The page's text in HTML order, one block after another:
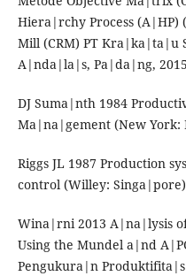
Hiera|rchy Process (A|HP)
Mill (CRM) PT Kra|ka|ta|u
A|nda|la|s, Pa|da|ng,
DJ Suma|nth 1984
Ma|na|gement (New York:
Riggs JL 1987 Production
control (Willey:
Wina|rni 2013 A|na|lysis
Using the Mundel a|nd
Pengukura|n